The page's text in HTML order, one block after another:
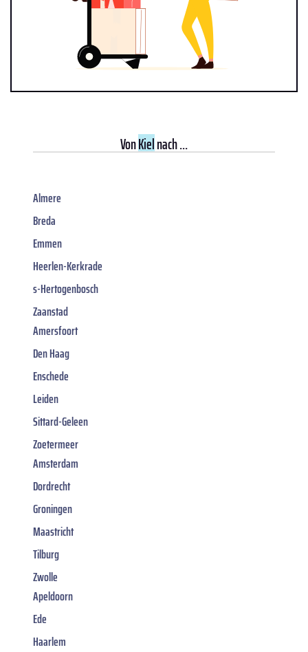
VonKielnach ...
Almere
Breda
Emmen
Heerlen-Kerkrade
s-Hertogenbosch
Zaanstad
Amersfoort
Den Haag
Enschede
Leiden
Sittard-Geleen
Zoetermeer
Amsterdam
Dordrecht
Groningen
Maastricht
Tilburg
Zwolle
Apeldoorn
Ede
Haarlem